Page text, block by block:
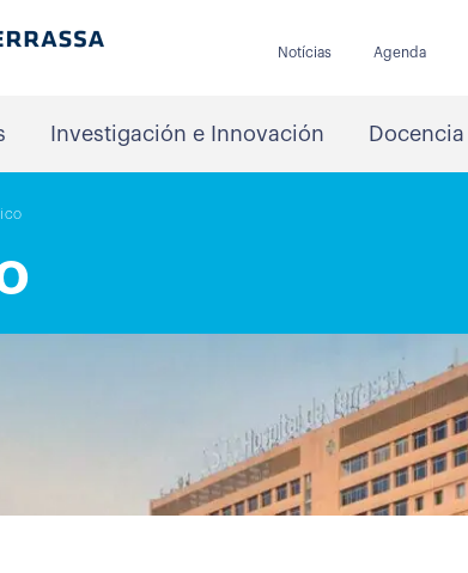
Notícias Agenda
Investigación e Innovación Docencia